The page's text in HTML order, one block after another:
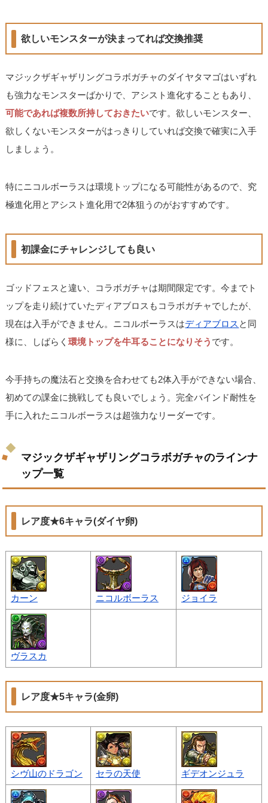
欲しいモンスターが決まってれば交換推奨
マジックザギャザリングコラボガチャのダイヤタマゴはいずれ
も強力なモンスターばかりで、アシスト進化することもあり、
可能であれば複数所持しておきたいです。欲しいモンスター、
欲しくないモンスターがはっきりしていれば交換で確実に入手
しましょう。
特にニコルボーラスは環境トップになる可能性があるので、究
極進化用とアシスト進化用で2体狙うのがおすすめです。
初課金にチャレンジしても良い
ゴッドフェスと違い、コラボガチャは期間限定です。今までト
ップを走り続けていたディアブロスもコラボガチャでしたが、
現在は入手ができません。ニコルボーラスはディアブロス と同
様に、しばらく環境トップを牛耳ることになりそう です。
今手持ちの魔法石と交換を合わせても2体入手ができない場合、
初めての課金に挑戦しても良いでしょう。完全バインド耐性を
手に入れたニコルボーラスは超強力なリーダーです。
マジックザギャザリングコラボガチャのラインナ
ップ一覧
レア度★6キャラ(ダイヤ卵)
カーン ニコルボーラス ジョイラ
ヴラスカ
レア度★5キャラ(金卵)
シヴ山のドラゴン セラの天使 ギデオンジュラ